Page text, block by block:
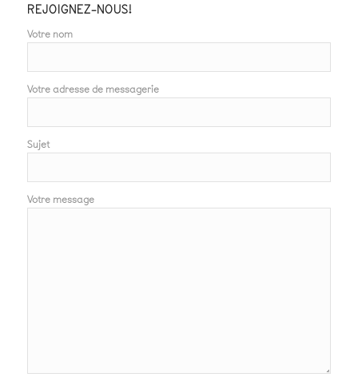
REJOIGNEZ-NOUS!
Votre nom
Votre adresse de messagerie
Sujet
Votre message